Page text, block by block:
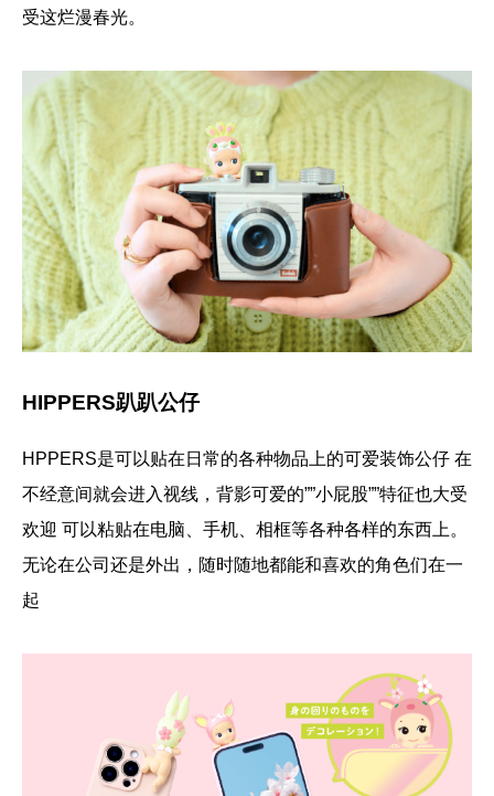
受这烂漫春光。
HIPPERS趴趴公仔
HPPERS是可以贴在日常的各种物品上的可爱装饰公仔 在
不经意间就会进入视线，背影可爱的””小屁股””特征也大受
欢迎 可以粘贴在电脑、手机、相框等各种各样的东西上。
无论在公司还是外出，随时随地都能和喜欢的角色们在一
起